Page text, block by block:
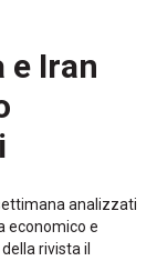
e Iran
analizzati
economico e
rivista il